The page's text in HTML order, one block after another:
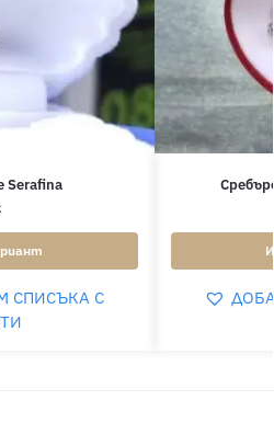
Serafina
СПИСЪКА С